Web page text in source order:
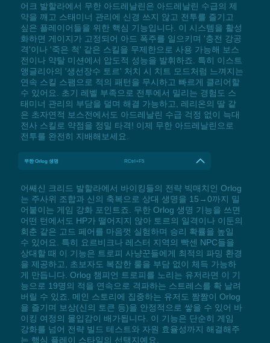
어크 발할라에서 무한 아드레날린은 아드레날린 수급의 제
약을 깨고 스태미너 관리에 신경 쓰지 않고 전투를 즐기고
싶은 플레이어들을 위한 핵심 기능입니다. 이 시스템을 활성
화하면 게이지가 고정되어 아드 폭주를 일으키며 '충전 강공
격'이나 '죽은 척' 같은 스킬을 무제한으로 사용 가능해 보스
전이나 약탈 미션에서 압도적 성능을 발휘하죠. 특히 이스트
앵글리아의 '생선장수 토르' 처치 시 치트 모드처럼 느껴지는
연속 스킬 스팸으로 적의 패턴을 무시하고 빠르게 클리어할
수 있어요. 초기 레벨 부족으로 전투에서 밀리는 경험도 스
태미너 관리의 부담을 덜며 해결 가능하고, 레리온의 딸 같
은 초자연적 보스전에서도 아드레날린 수급 걱정 없이 늑대
전사 스킬로 약점을 정밀 타격! 이제 무한 아드레날린으로
전투를 완전히 지배해보세요.
무한 Orlog 생명 RCtrl+F5
어쌔신 크리드 발할라에서 바이킹들의 전략 빅매치인 Orlog
는 주사위 조합과 신의 축복으로 상대 생명을 15→0까지 밀
어붙이는 게임 강화 포인트죠. 무한 Orlog 생명 기능을 쓰면
어떤 턴에서도 HP가 떨어지지 않아 토르의 일격이나 이둔의
회춘 같은 고드 페어를 마음껏 실험하며 승리 확률을 높일
수 있어요. 특히 요르비크나 레스터 지역의 빡센 NPC들을
상대할 때 이 기능은 트로피 사냥꾼들에게 최적의 파밍 환경
을 제공하고, 초보자도 복잡한 룰을 부담 없이 체득 가능하
게 만듭니다. Orlog 챔피언 트로피를 노리는 유저라면 이 기
능으로 19명의 적을 연속으로 격파하는 스트레스를 확 날려
버릴 수 있죠. 메인 스토리에 집중하는 유저도 짬짬이 Orlog
을 즐기며 보상(신의 토큰 등)을 안정적으로 쌓을 수 있어 바
이킹 여정의 몰입감이 배가됩니다. 이 기능은 단순히 게임
강화를 넘어 전략 빌드 테스트와 자원 효율성까지 해결해주
는 핵심 플레이 스타일의 선택지예요.